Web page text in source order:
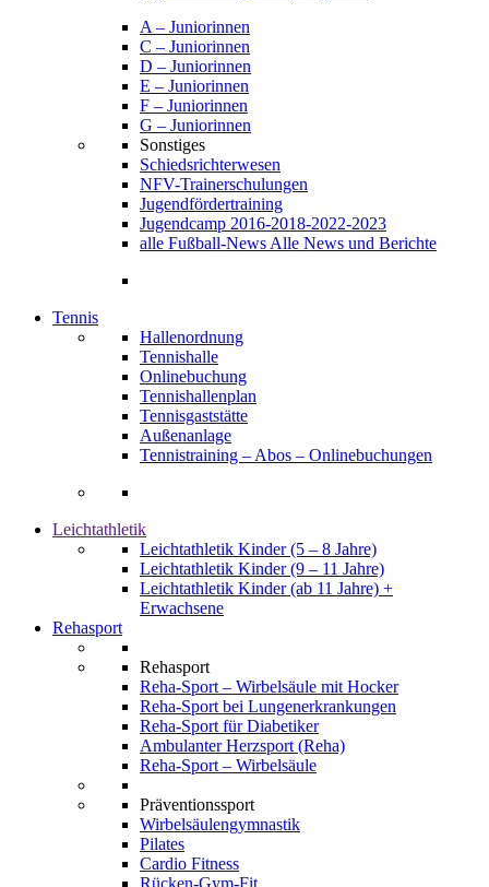
A – Juniorinnen
C – Juniorinnen
D – Juniorinnen
E – Juniorinnen
F – Juniorinnen
G – Juniorinnen
Sonstiges
Schiedsrichterwesen
NFV-Trainerschulungen
Jugendfördertraining
Jugendcamp 2016-2018-2022-2023
alle Fußball-News Alle News und Berichte
Tennis
Hallenordnung
Tennishalle
Onlinebuchung
Tennishallenplan
Tennisgaststätte
Außenanlage
Tennistraining – Abos – Onlinebuchungen
Leichtathletik
Leichtathletik Kinder (5 – 8 Jahre)
Leichtathletik Kinder (9 – 11 Jahre)
Leichtathletik Kinder (ab 11 Jahre) +
Erwachsene
Rehasport
Rehasport
Reha-Sport – Wirbelsäule mit Hocker
Reha-Sport bei Lungenerkrankungen
Reha-Sport für Diabetiker
Ambulanter Herzsport (Reha)
Reha-Sport – Wirbelsäule
Präventionssport
Wirbelsäulengymnastik
Pilates
Cardio Fitness
Rücken-Gym-Fit